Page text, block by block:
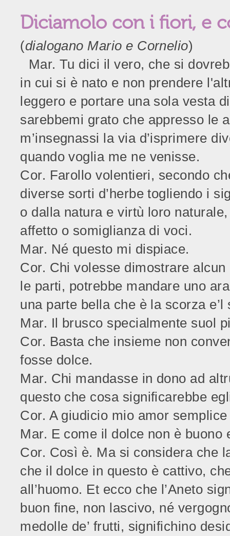
Diciamolo con i fiori, e
(dialogano Mario e Cornelio)
Mar. Tu dici il vero, che si
in cui si è nato e non prendere
leggero e portare una sola vesta
sarebbemi grato che appresso le
m’insegnassi la via d’isprimere
quando voglia me ne venisse.
Cor. Farollo volentieri, secondo
diverse sorti d’herbe togliendo i
o dalla natura e virtù loro
affetto o somiglianza di voci.
Mar. Né questo mi dispiace.
Cor. Chi volesse dimostrare
le parti, potrebbe mandare uno
una parte bella che è la scorza
Mar. Il brusco specialmente suol
Cor. Basta che insieme non
fosse dolce.
Mar. Chi mandasse in dono ad
questo che cosa significarebbe
Cor. A giudicio mio amor
Mar. E come il dolce non è buono
Cor. Così è. Ma si considera che
che il dolce in questo è cattivo,
all’huomo. Et ecco che l’Aneto
buon fine, non lascivo, né
medolle de’ frutti, significhino